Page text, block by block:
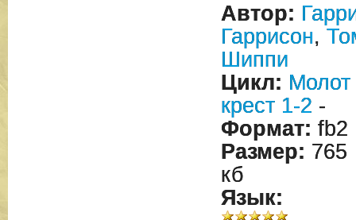
Автор:
Гаррисон,
Шиппи
Цикл: Молот
крест 1-2 -
Формат: fb2
Размер: 765
кб
Язык: